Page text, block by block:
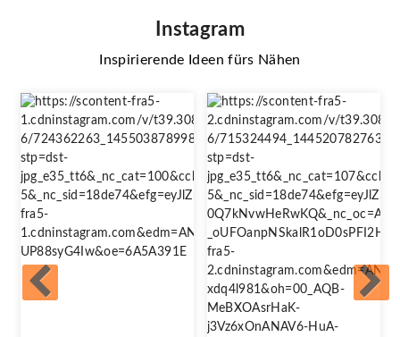
Instagram
Inspirierende Ideen fürs Nähen